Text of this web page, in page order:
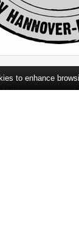
uns
to enhance